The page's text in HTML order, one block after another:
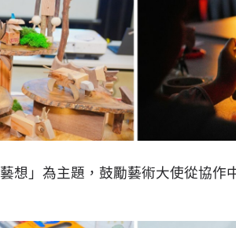
想」為主題，鼓勵藝術大使從協